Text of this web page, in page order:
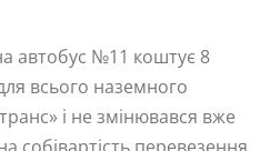
автобус №11 коштує 8
всього наземного
і не змінювався вже